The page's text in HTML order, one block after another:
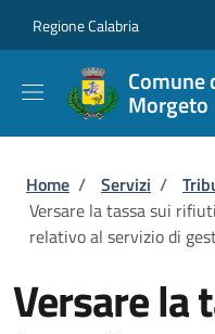
Regione Calabria
Comune
Morgeto
Briciole di
Home / Servizi /
Versare la tassa sui
relativo al servizio di
Versare la